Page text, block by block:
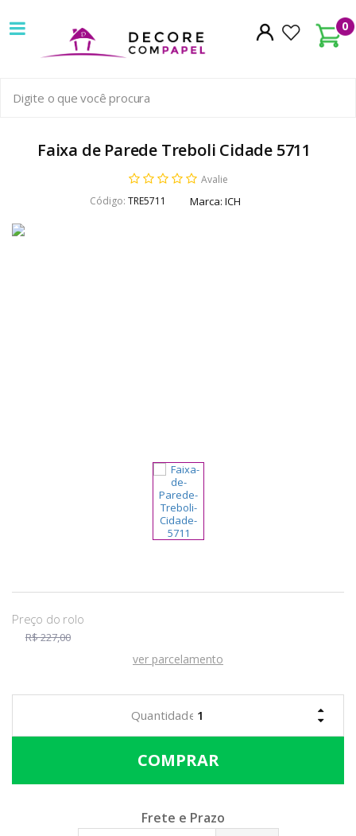
0
Decore
com
papel
pioneira
venda
Faixa de Parede Treboli Cidade 5711
Avalie
Código: TRE5711 Marca: ICH
R$ 227,00
ver parcelamento
Calcular o Frete